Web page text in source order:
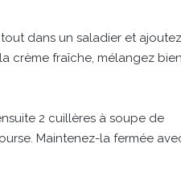
dans un saladier et ajoutez
crème fraîche, mélangez bien
2 cuillères à soupe de
Maintenez-la fermée